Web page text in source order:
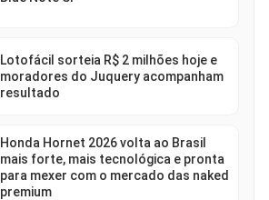
Lotofácil sorteia R$ 2 milhões hoje e
moradores do Juquery acompanham
resultado
Honda Hornet 2026 volta ao Brasil
mais forte, mais tecnológica e pronta
para mexer com o mercado das naked
premium